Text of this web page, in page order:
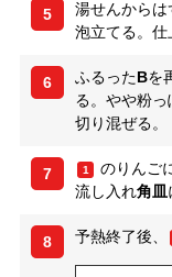
5
湯せんから
泡立てる。仕
6 ふるったBを
る。やや粉
切り混ぜる。
7 1 のりんご
流し入れ角皿
8 予熱終了後、